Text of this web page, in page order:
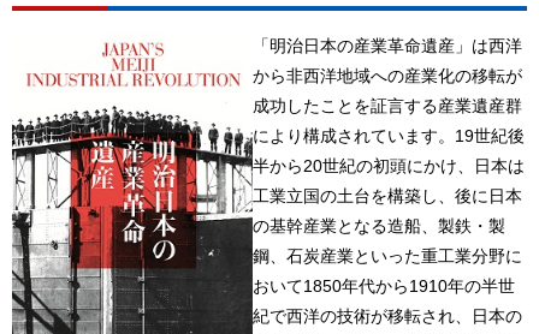
「明治日本の産業革命遺産」は西洋
から非西洋地域への産業化の移転が
成功したことを証言する産業遺産群
により構成されています。19世紀後
半から20世紀の初頭にかけ、日本は
工業立国の土台を構築し、後に日本
の基幹産業となる造船、製鉄・製
鋼、石炭産業といった重工業分野に
おいて1850年代から1910年の半世
紀で西洋の技術が移転され、日本の